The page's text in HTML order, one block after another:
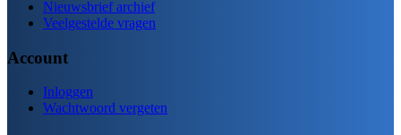
Nieuwsbrief archief
Veelgestelde vragen
Account
Inloggen
Wachtwoord vergeten